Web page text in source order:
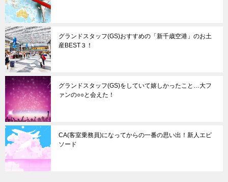
グランドスタッフ(GS)おすすめの「新千歳空港」のお土
産BEST３！
グランドスタッフ(GS)をしていて嬉しかったこと…大フ
ァンの○○と会えた！
CA(客室乗務員)になってからの一番の思い出！新人エピ
ソード